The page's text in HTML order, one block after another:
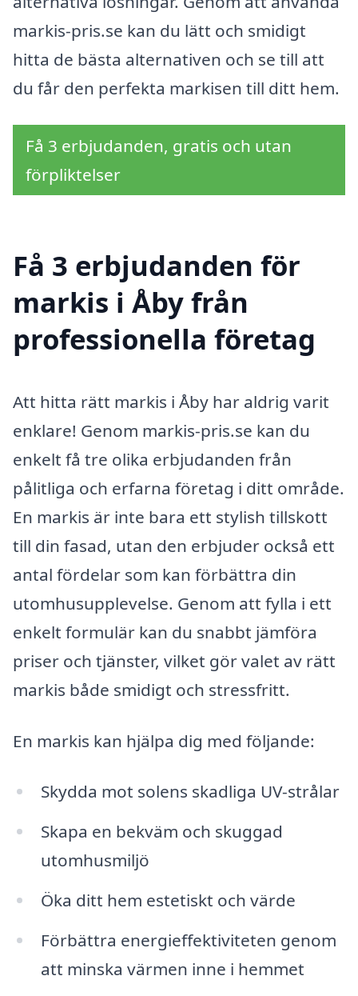
markis-pris.se kan du lätt och smidigt
hitta de bästa alternativen och se till att
du får den perfekta markisen till ditt hem.
Få 3 erbjudanden, gratis och utan
förpliktelser
Få 3 erbjudanden för
markis i Åby från
professionella företag
Att hitta rätt markis i Åby har aldrig varit
enklare! Genom markis-pris.se kan du
enkelt få tre olika erbjudanden från
pålitliga och erfarna företag i ditt område.
En markis är inte bara ett stylish tillskott
till din fasad, utan den erbjuder också ett
antal fördelar som kan förbättra din
utomhusupplevelse. Genom att fylla i ett
enkelt formulär kan du snabbt jämföra
priser och tjänster, vilket gör valet av rätt
markis både smidigt och stressfritt.
En markis kan hjälpa dig med följande:
Skydda mot solens skadliga UV-strålar
Skapa en bekväm och skuggad
utomhusmiljö
Öka ditt hem estetiskt och värde
Förbättra energieffektiviteten genom
att minska värmen inne i hemmet